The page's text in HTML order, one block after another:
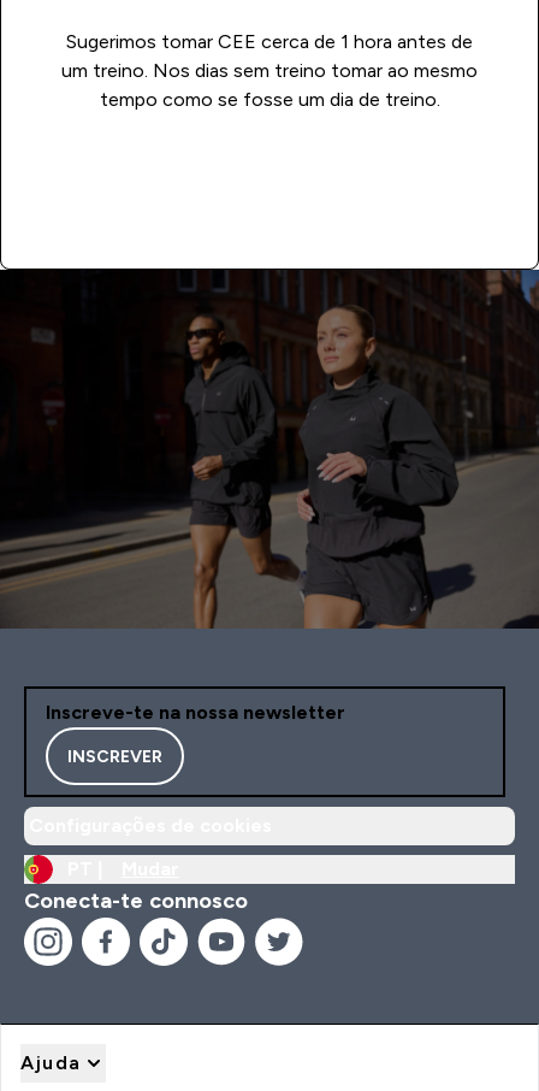
Sugerimos tomar CEE cerca de 1 hora antes de
um treino. Nos dias sem treino tomar ao mesmo
tempo como se fosse um dia de treino.
Inscreve-te na nossa newsletter
INSCREVER
Conecta-te connosco
Ajuda